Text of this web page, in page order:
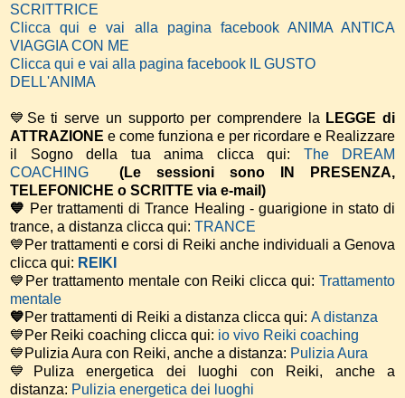
SCRITTRICE
Clicca qui e vai alla pagina facebook ANIMA ANTICA
VIAGGIA CON ME
Clicca qui e vai alla pagina facebook IL GUSTO
DELL'ANIMA
💙Se ti serve un supporto per comprendere la LEGGE di
ATTRAZIONE e come funziona e per ricordare e Realizzare
il Sogno della tua anima clicca qui: The DREAM
COACHING
(Le sessioni sono IN PRESENZA,
TELEFONICHE o SCRITTE via e-mail)
💙 Per trattamenti di Trance Healing - guarigione in stato di
trance, a distanza clicca qui: TRANCE
💙Per trattamenti e corsi di Reiki anche individuali a Genova
clicca qui: REIKI
💙Per trattamento mentale con Reiki clicca qui: Trattamento
mentale
💙Per trattamenti di Reiki a distanza clicca qui: A distanza
💙Per Reiki coaching clicca qui: io vivo Reiki coaching
💙Pulizia Aura con Reiki, anche a distanza: Pulizia Aura
💙Puliza energetica dei luoghi con Reiki, anche a
distanza: Pulizia energetica dei luoghi